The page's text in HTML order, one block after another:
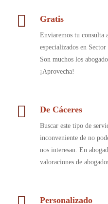
Gratis
Enviaremos tu consulta
especializados en
Son muchos los
¡Aprovecha!
De Cáceres
Buscar este tipo de
inconveniente de no
nos interesan. En
valoraciones de
Personalizado